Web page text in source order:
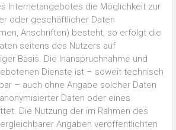
Internetangebotes die Möglichkeit zur
oder geschäftlicher Daten
Anschriften) besteht, so erfolgt die
seitens des Nutzers auf
Basis. Die Inanspruchnahme und
Dienste ist – soweit technisch
– auch ohne Angabe solcher Daten
Daten oder eines
Die Nutzung der im Rahmen des
Angaben veröffentlichten